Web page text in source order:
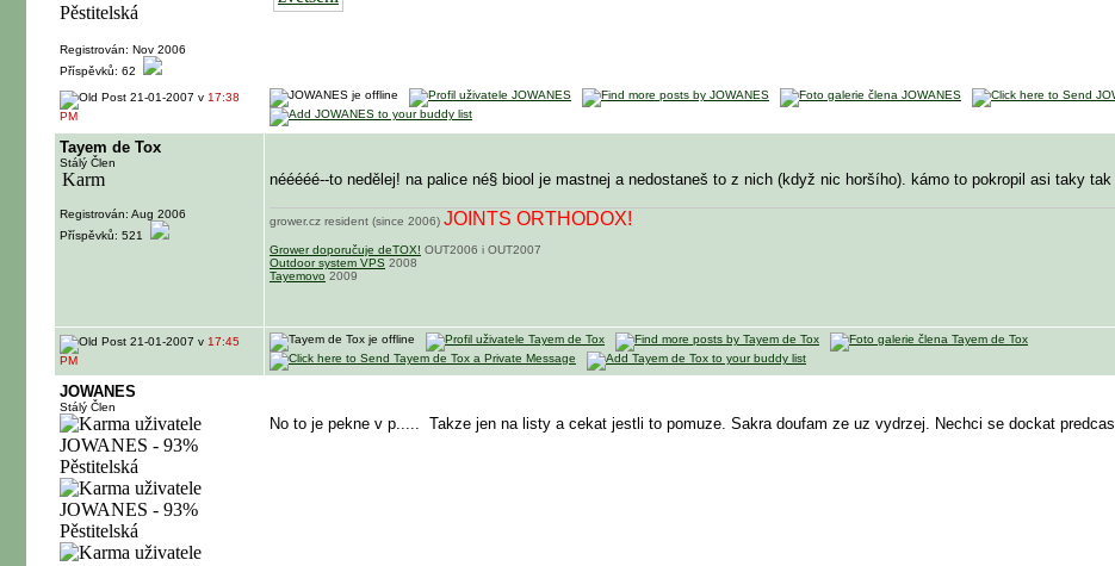
Registrován: Nov 2006
Příspěvků: 62
21-01-2007 v 17:38
PM
Tayem de Tox
Stálý Člen
Registrován: Aug 2006
Příspěvků: 521
nééééé--to nedělej! na palice né§ biool je mastnej a nedostaneš to z nich (když nic horšího). kámo to pokropil asi taky
grower.cz resident (since 2006) JOINTS ORTHODOX!
Grower doporučuje deTOX! OUT2006 i OUT2007
Outdoor system VPS 2008
Tayemovo 2009
21-01-2007 v 17:45
PM
JOWANES
Stálý Člen
No to je pekne v p..... Takze jen na listy a cekat jestli to pomuze. Sakra doufam ze uz vydrzej. Nechci se dockat